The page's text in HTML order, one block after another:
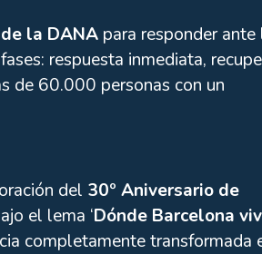
la DANA para responder ante
respuesta inmediata,
de 60.000 personas con un
del 30º Aniversario de
el lema ‘Dónde Barcelona
completamente transformada